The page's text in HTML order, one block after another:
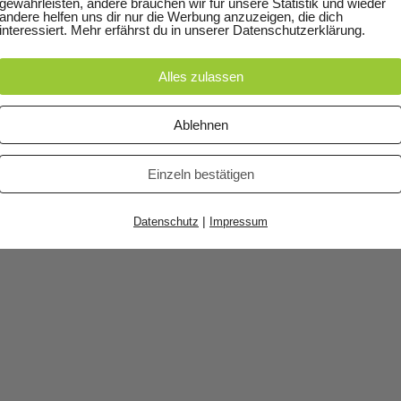
Impressum · Bildnachweis ·
gewährleisten, andere brauchen wir für unsere Statistik und wieder
andere helfen uns dir nur die Werbung anzuzeigen, die dich
interessiert. Mehr erfährst du in unserer Datenschutzerklärung.
Alles zulassen
Ablehnen
Einzeln bestätigen
Datenschutz | Impressum